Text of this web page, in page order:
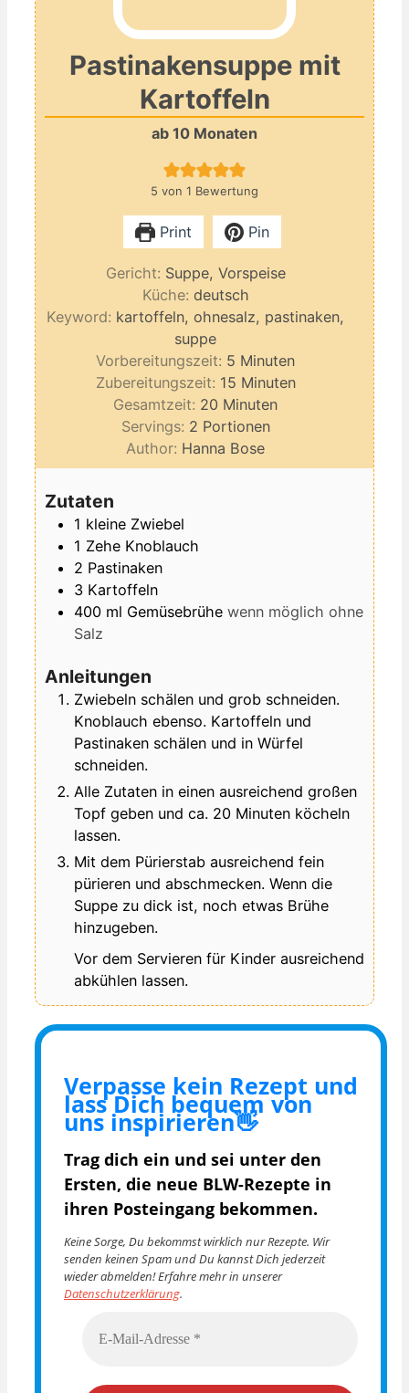
Pastinakensuppe mit
Kartoffeln
ab 10 Monaten
5 von 1 Bewertung
Print Pin
Gericht: Suppe, Vorspeise
Küche: deutsch
Keyword: kartoffeln, ohnesalz, pastinaken,
suppe
Vorbereitungszeit: 5 Minuten
Minuten
Zubereitungszeit: 15Minuten
Minuten
Gesamtzeit: 20 Minuten
Minuten
Servings: 2 Portionen
Author: Hanna Bose
Zutaten
1 kleine Zwiebel
1 Zehe Knoblauch
2 Pastinaken
3 Kartoffeln
400 ml Gemüsebrühe wenn möglich ohne
Salz
Anleitungen
Zwiebeln schälen und grob schneiden.
Knoblauch ebenso. Kartoffeln und
Pastinaken schälen und in Würfel
schneiden.
Alle Zutaten in einen ausreichend großen
Topf geben und ca. 20 Minuten köcheln
lassen.
Mit dem Pürierstab ausreichend fein
pürieren und abschmecken. Wenn die
Suppe zu dick ist, noch etwas Brühe
hinzugeben.
Vor dem Servieren für Kinder ausreichend
abkühlen lassen.
Verpasse kein Rezept und
lass Dich bequem von
uns inspirieren👋
Trag dich ein und sei unter den
Ersten, die neue BLW-Rezepte in
ihren Posteingang bekommen.
Keine Sorge, Du bekommst wirklich nur Rezepte. Wir
senden keinen Spam und Du kannst Dich jederzeit
wieder abmelden! Erfahre mehr in unserer
Datenschutzerklärung.